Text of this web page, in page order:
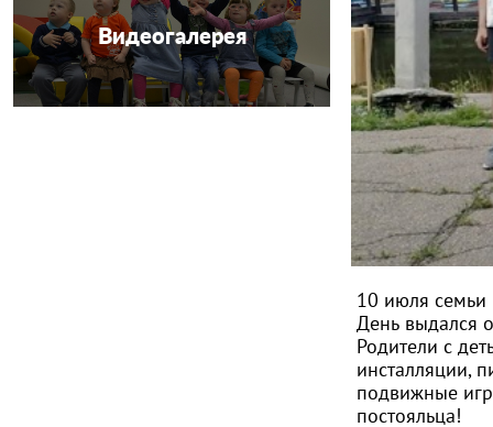
Видеогалерея
10 июля
День выдался
Родители с
инсталляции,
подвижные
постояльца!